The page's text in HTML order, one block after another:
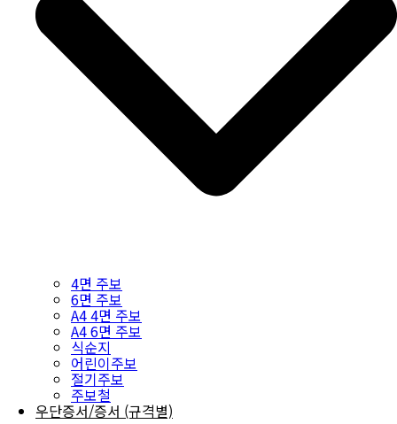
4면 주보
6면 주보
A4 4면 주보
A4 6면 주보
식순지
어린이주보
절기주보
주보철
우단증서/증서 (규격별)